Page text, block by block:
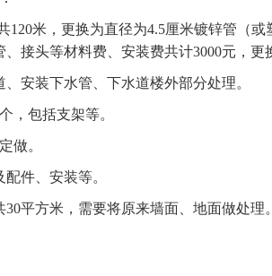
120米，更换为直径为4.5厘米镀锌管（
、接头等材料费、安装费共计3000元，更
安装下水管、下水道楼外部分处理。
，包括支架等。
做。
件、安装等。
平方米，需要将原来墙面、地面做处理